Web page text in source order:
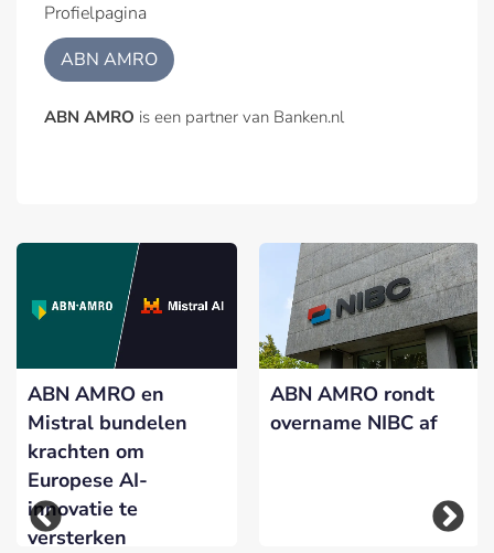
Profielpagina
ABN AMRO
ABN AMRO is een partner van Banken.nl
ABN AMRO en
Mistral bundelen
krachten om
Europese AI-
innovatie te
versterken
ABN AMRO rondt
overname NIBC af